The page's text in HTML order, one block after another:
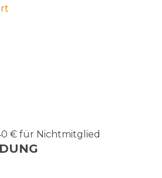
€ für Nichtmitglied